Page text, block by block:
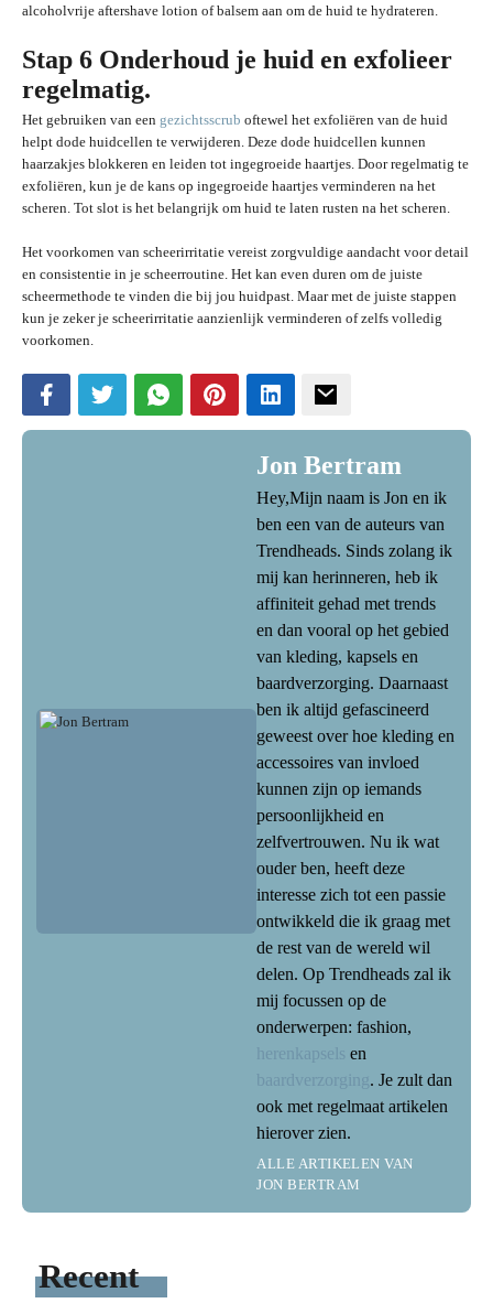
alcoholvrije aftershave lotion of balsem aan om de huid te hydrateren.
Stap 6 Onderhoud je huid en exfolieer
regelmatig.
Het gebruiken van een gezichtsscrub oftewel het exfoliëren van de huid
helpt dode huidcellen te verwijderen. Deze dode huidcellen kunnen
haarzakjes blokkeren en leiden tot ingegroeide haartjes. Door regelmatig te
exfoliëren, kun je de kans op ingegroeide haartjes verminderen na het
scheren. Tot slot is het belangrijk om huid te laten rusten na het scheren.
Het voorkomen van scheerirritatie vereist zorgvuldige aandacht voor detail
en consistentie in je scheerroutine. Het kan even duren om de juiste
scheermethode te vinden die bij jou huidpast. Maar met de juiste stappen
kun je zeker je scheerirritatie aanzienlijk verminderen of zelfs volledig
voorkomen.
Jon Bertram
Hey,Mijn naam is Jon en ik
ben een van de auteurs van
Trendheads. Sinds zolang ik
mij kan herinneren, heb ik
affiniteit gehad met trends
en dan vooral op het gebied
van kleding, kapsels en
baardverzorging. Daarnaast
ben ik altijd gefascineerd
geweest over hoe kleding en
accessoires van invloed
kunnen zijn op iemands
persoonlijkheid en
zelfvertrouwen. Nu ik wat
ouder ben, heeft deze
interesse zich tot een passie
ontwikkeld die ik graag met
de rest van de wereld wil
delen. Op Trendheads zal ik
mij focussen op de
onderwerpen: fashion,
herenkapsels en
baardverzorging. Je zult dan
ook met regelmaat artikelen
hierover zien.
ALLE ARTIKELEN VAN
JON BERTRAM
Recent